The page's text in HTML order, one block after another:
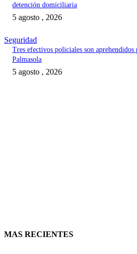
detención domiciliaria
5 agosto , 2026
Seguridad
Tres efectivos policiales son
Palmasola
5 agosto , 2026
MAS RECIENTES